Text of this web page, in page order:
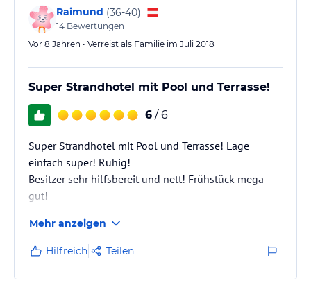
eine Katastrophe! Total…
Raimund (36-40)
14 Bewertungen
Vor 8 Jahren • Verreist als Familie im Juli 2018
Super Strandhotel mit Pool und Terrasse!
6 / 6
Super Strandhotel mit Pool und Terrasse! Lage
einfach super! Ruhig!
Besitzer sehr hilfsbereit und nett! Frühstück mega
gut!
Mehr anzeigen
Hilfreich Teilen